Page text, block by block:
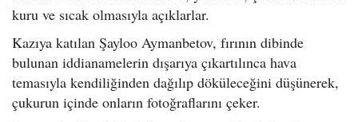
kuru ve sıcak olmasıyla açıklarlar.
Kazıya katılan Şayloo Aymanbetov, fırının dibinde
bulunan iddianamelerin dışarıya çıkartılınca hava
temasıyla kendiliğinden dağılıp döküleceğini düşünerek,
çukurun içinde onların fotoğraflarını çeker.